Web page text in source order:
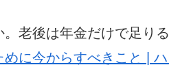
。老後は年金だけで足り
に今からすべきこと |